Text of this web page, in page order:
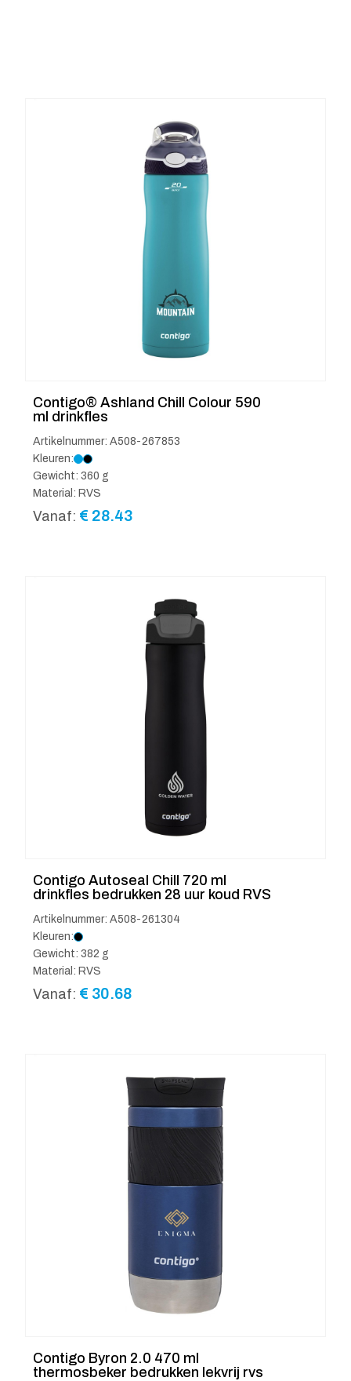
Contigo® Ashland Chill Colour 590
ml drinkfles
Artikelnummer: A508-267853
Kleuren:
Gewicht: 360 g
Material: RVS
Vanaf: € 28.43
Contigo Autoseal Chill 720 ml
drinkfles bedrukken 28 uur koud RVS
Artikelnummer: A508-261304
Kleuren:
Gewicht: 382 g
Material: RVS
Vanaf: € 30.68
Contigo Byron 2.0 470 ml
thermosbeker bedrukken lekvrij rvs